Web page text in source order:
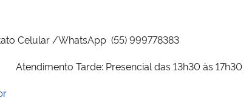
Celular /WhatsApp (55) 999778383
Atendimento Tarde: Presencial das 13h30 às 17h30